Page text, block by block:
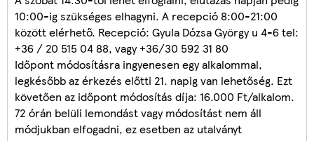
10:00-ig szükséges elhagyni. A recepció 8:00-21:00
között elérhető. Recepció: Gyula Dózsa György u 4-6 tel:
+36 / 20 515 04 88, vagy +36/30 592 31 80
Időpont módosításra ingyenesen egy alkalommal,
legkésőbb az érkezés előtti 21. napig van lehetőség. Ezt
követően az időpont módosítás díja: 16.000 Ft/alkalom.
72 órán belüli lemondást vagy módosítást nem áll
módjukban elfogadni, ez esetben az utalványt